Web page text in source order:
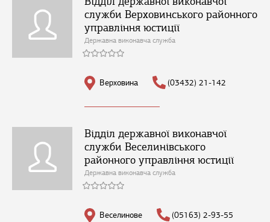
служби Верховинського районного
управління юстиції
Державна виконавча служба
Верховина (03432) 21-142
Відділ державної виконавчої
служби Веселинівського
районного управління юстиції
Державна виконавча служба
Веселинове (05163) 2-93-55